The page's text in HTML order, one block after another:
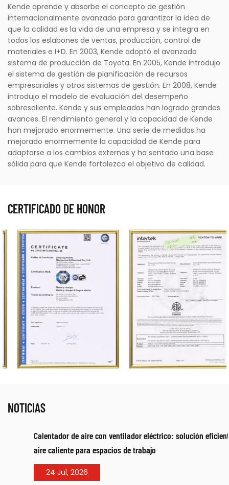
Kende aprende y absorbe el concepto de gestión
internacionalmente avanzado para garantizar la idea de
que la calidad es la vida de una empresa y se integra en
todos los eslabones de ventas, producción, control de
materiales e I+D. En 2003, Kende adoptó el avanzado
sistema de producción de Toyota. En 2005, Kende introdujo
el sistema de gestión de planificación de recursos
empresariales y otros sistemas de gestión. En 2008, Kende
introdujo el modelo de evaluación del desempeño
sobresaliente. Kende y sus empleados han logrado grandes
avances. El rendimiento general y la capacidad de Kende
han mejorado enormemente. Una serie de medidas ha
mejorado enormemente la capacidad de Kende para
adaptarse a los cambios externos y ha sentado una base
sólida para que Kende fortalezca el objetivo de calidad.
CERTIFICADO DE HONOR
NOTICIAS
Calentador de aire con ventilador eléctrico: solución eficiente de
aire caliente para espacios de trabajo
24 Jul, 2026